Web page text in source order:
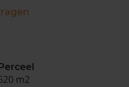
m2